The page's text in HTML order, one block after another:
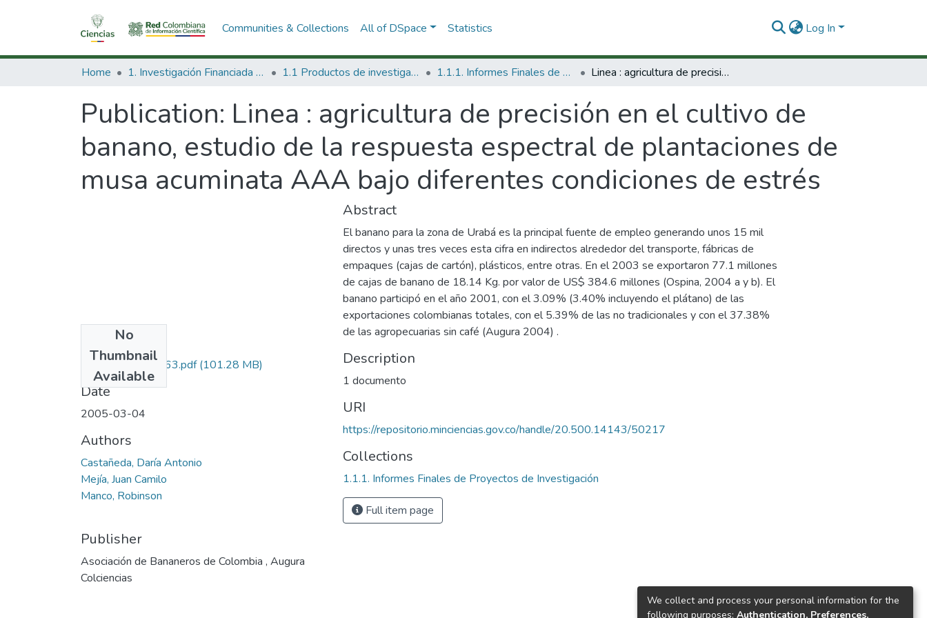
Communities & Collections All of DSpace Statistics Log In
Home 1. Investigación Financiada con Recursos Públicos 1.1 Productos de investigación 1.1.1. Informes Finales de Proyectos de Investigación Linea : agricultura de precisión en el cultivo de banano, estudio de la respuesta espectral de plantaciones de musa acuminata AAA bajo diferentes condiciones de estrés
Publication: Linea : agricultura de precisión en el cultivo de
banano, estudio de la respuesta espectral de plantaciones de
musa acuminata AAA bajo diferentes condiciones de estrés
No
Thumbnail
Available
8242-07-13163.pdf(101.28 MB)
Date
2005-03-04
Authors
Castañeda, Daría Antonio
Mejía, Juan Camilo
Manco, Robinson
Publisher
Asociación de Bananeros de Colombia , Augura
Colciencias
Abstract
El banano para la zona de Urabá es la principal fuente de empleo generando unos 15 mil
directos y unas tres veces esta cifra en indirectos alrededor del transporte, fábricas de
empaques (cajas de cartón), plásticos, entre otras. En el 2003 se exportaron 77.1 millones
de cajas de banano de 18.14 Kg. por valor de US$ 384.6 millones (Ospina, 2004 a y b). El
banano participó en el año 2001, con el 3.09% (3.40% incluyendo el plátano) de las
exportaciones colombianas totales, con el 5.39% de las no tradicionales y con el 37.38%
de las agropecuarias sin café (Augura 2004) .
Description
1 documento
URI
https://repositorio.minciencias.gov.co/handle/20.500.14143/50217
Collections
1.1.1. Informes Finales de Proyectos de Investigación
Full item page
We collect and process your personal information for the
following purposes: Authentication, Preferences,